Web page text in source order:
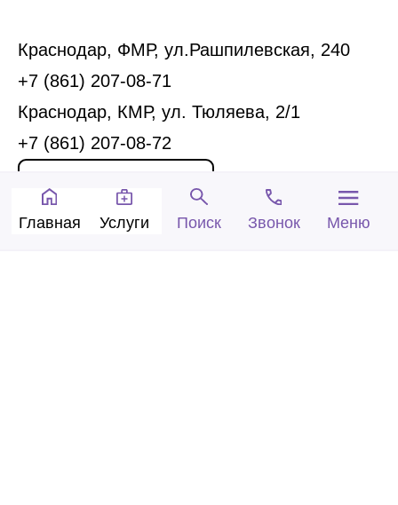
Краснодар, ФМР, ул.Рашпилевская, 240
+7 (861) 207-08-71
Краснодар, КМР, ул. Тюляева, 2/1
+7 (861) 207-08-72
Запись на прием
Обратный звонок
Главная Услуги Поиск Звонок Меню